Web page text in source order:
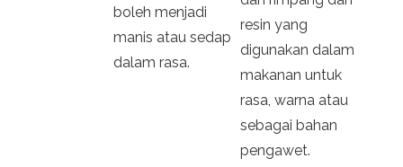
boleh menjadi
manis atau sedap
dalam rasa.
resin yang
digunakan dalam
makanan untuk
rasa, warna atau
sebagai bahan
pengawet.